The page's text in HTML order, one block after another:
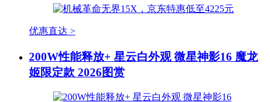
优惠直达 >
200W性能释放+ 星云白外观 微星神影16 魔龙
姬限定款 2026图赏